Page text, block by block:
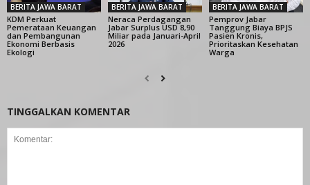
BERITA JAWA BARAT
KDM Perkuat
Pemerataan Keuangan
dan Pembangunan
Ekonomi Berbasis
Ekologi
BERITA JAWA BARAT
Neraca Perdagangan
Jabar Surplus USD 8,90
Miliar pada Januari-April
2026
BERITA JAWA BARAT
Pemprov Jabar
Tanggung Biaya BPJS
Pasien Kronis,
Prioritaskan Kesehatan
Warga
TINGGALKAN KOMENTAR